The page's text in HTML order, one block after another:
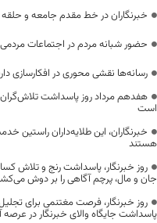
خبرنگاران در خط مقدم جامعه و
حضور شبانه مردم در اجتماعات مردمی
رسانه‌ها نقشی محوری در افکارسازی
هفدهم مرداد روز پاسداشت
است
خبرنگاران، این طلایه‌داران راستین
هستند
روز خبرنگار، پاسداشت رنج و تلاش
جان و مال، پرچم آگاهی را بر دوش
روز خبرنگار، فرصت مغتنمی برای
پاسداشت جایگاه والای خبرنگار در